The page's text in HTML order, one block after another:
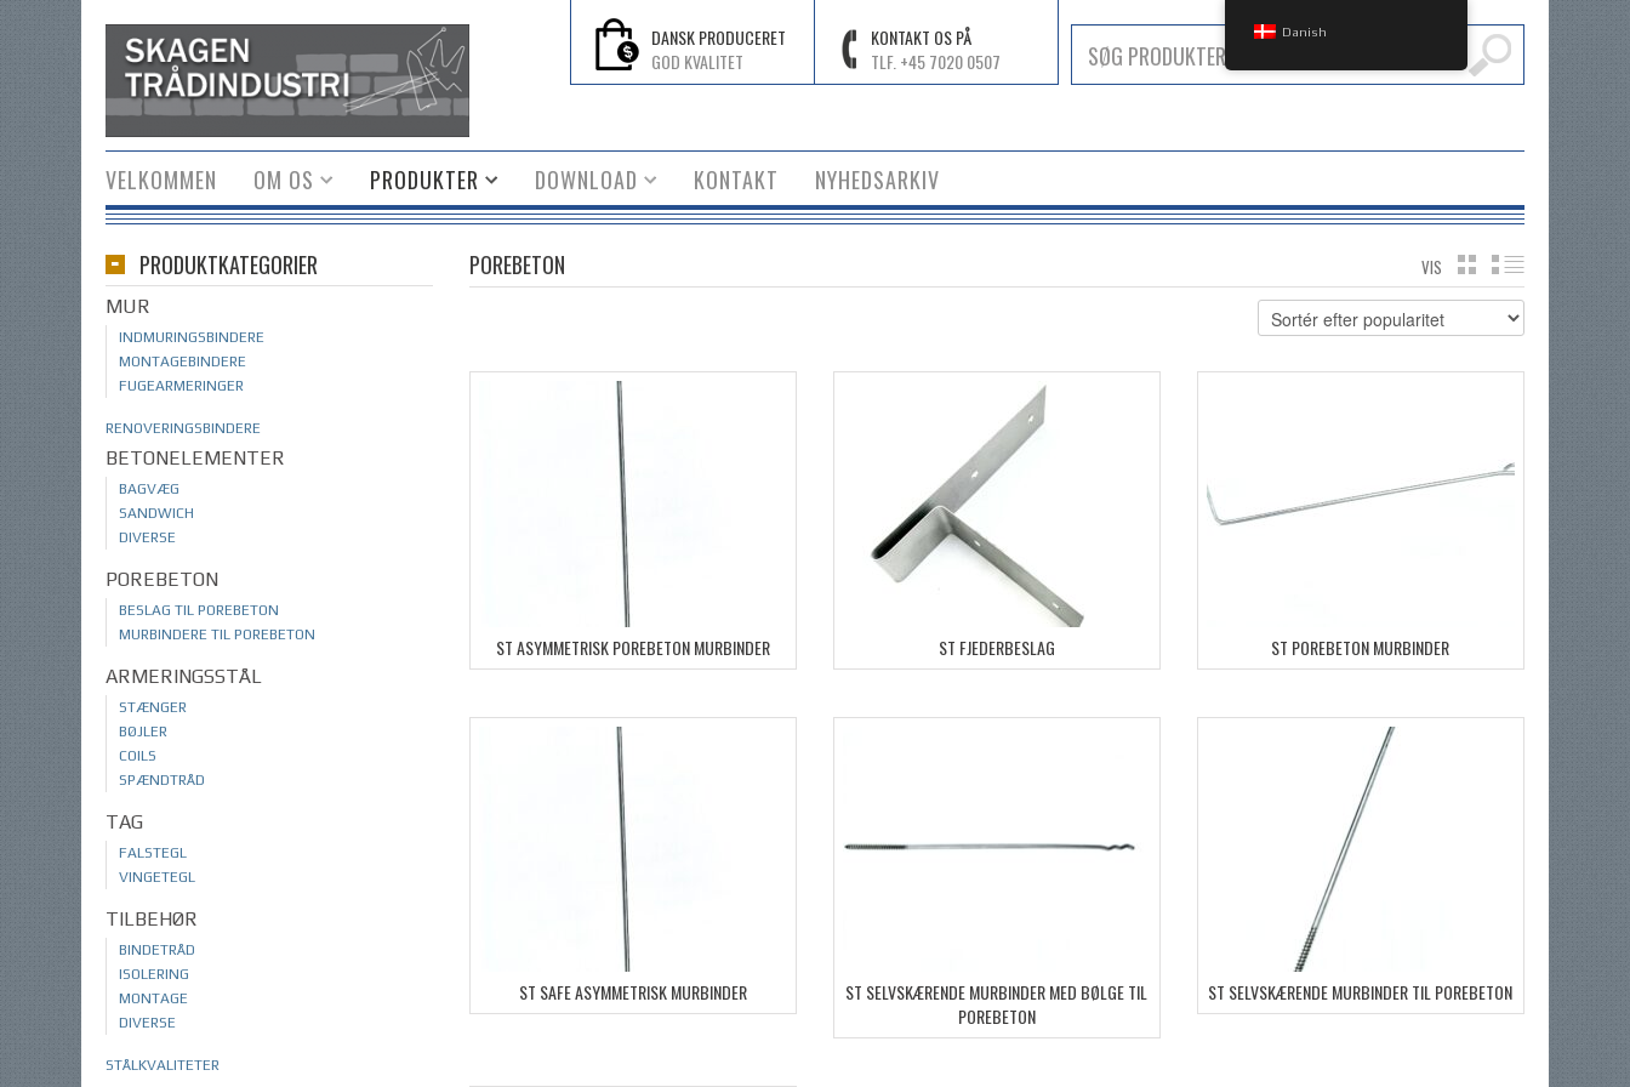
DANSK PRODUCERET
GOD KVALITET
KONTAKT OS PÅ
TLF. +45 7020 0507
VELKOMMEN OM OS PRODUKTER DOWNLOAD KONTAKT NYHEDSARKIV
POREBETON VIS GRID
ST ASYMMETRISK POREBETON MURBINDER ST FJEDERBESLAG ST POREBETON MURBINDER
ST SAFE ASYMMETRISK MURBINDER
ST SELVSKÆRENDE MURBINDER MED BØLGE TIL
POREBETON
ST SELVSKÆRENDE MURBINDER TIL POREBETON
PRODUKTKATEGORIER
MUR
INDMURINGSBINDERE
MONTAGEBINDERE
FUGEARMERINGER
RENOVERINGSBINDERE
BETONELEMENTER
BAGVÆG
SANDWICH
DIVERSE
POREBETON
BESLAG TIL POREBETON
MURBINDERE TIL POREBETON
ARMERINGSSTÅL
STÆNGER
BØJLER
COILS
SPÆNDTRÅD
TAG
FALSTEGL
VINGETEGL
TILBEHØR
BINDETRÅD
ISOLERING
MONTAGE
DIVERSE
STÅLKVALITETER
Danish